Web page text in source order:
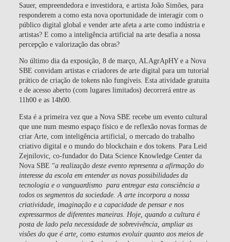
Sauer, empreendedora e investidora, e artista João Simões, para
responderem a como esta nova oportunidade de interagir com o
público digital global e vender arte afeta a arte como indústria e
artistas? E como a inteligência artificial na arte desafia a nossa
percepção e valorização das obras?
No último dia da exposição, 8 de março, ALAgrApHY e a Nova
SBE convidam artistas e criadores de arte digital para um tutorial
prático de criação de tokens não fungíveis. Esta atividade gratuita
e de acesso aberto (com lugares limitados) decorrerá entre as
11h00 e as 14h00.
Esta é a primeira vez que a Nova SBE recebe um evento cultural
que une num mesmo espaço físico e de reflexão novas formas de
criar Arte, com inteligência artificial, o mercado do trabalho
criativo digital e o mundo do blockchain e dos tokens. Para Leid
Zejnilovic, co-fundador do Data Science Knowledge Center da
Nova SBE “a realização deste evento representa a afirmação do
interesse da escola em entender as novas possibilidades da
tecnologia e o vanguardismo para entregar esta consciência a
todos os segmentos da sociedade. A arte incorpora a nossa
criatividade, imaginação e a capacidade de pensar e nos
expressarmos de diferentes maneiras. Hoje, quando a cultura é
posta de lado pela necessidade de sobrevivência, ampliar as
visões do que é arte, como estamos evoluir quanto aos meios de